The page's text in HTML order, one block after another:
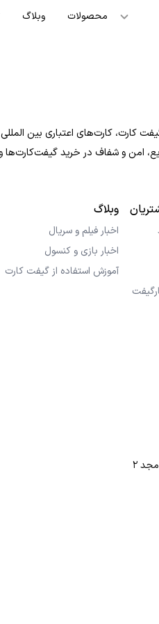
محصولات وبلاگ
کارت، کارت‌های اعتباری بین
امن و شفاف در خرید
وبلاگ
اخبار فیلم و سریال
اخبار بازی و کنسول
آموزش استفاده از گیفت کارت